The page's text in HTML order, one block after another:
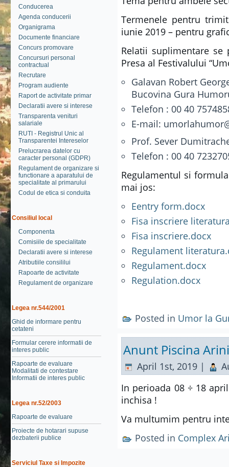
Conducerea
Agenda conducerii
Organigrama
Documente financiare
Concurs promovare
Concursuri personal
contractual
Recrutare
Program audiente
Raport de activitate primar
Declaratii avere si interese
Transparenta venituri
salariale
RUTI - Registrul Unic al
Transparentei Intereselor
Prelucrarea datelor cu
caracter personal (GDPR)
Regulament de organizare si
functionare a aparatului de
specialitate al primarului
Codul de etica si conduita
Consiliul local
Componenta
Comisiile de specialitate
Declaratii avere si interese
Atributiile consililui
Rapoarte de activitate
Regulament de organizare
Legea nr.544/2001
Ghid de informare pentru
cetateni
Formular cerere informatii de
interes public
Rapoarte de evaluare
Modalitati de contestare
Informatii de interes public
Legea nr.52/2003
Rapoarte de evaluare
Proiecte de hotarari supuse
dezbaterii publice
Serviciul Taxe si Impozite
Termenele pentru
iunie 2019 – pentru
Relatii suplimentare
Presa al Festivalului
Galavan Robert
Bucovina Gura
Telefon : 00 40
E-mail:
Prof. Sever
Telefon : 00 40
Regulamentul si
mai jos:
Eentry form.docx
Fisa inscriere
Fisa inscriere.docx
Regulament
Regulament.docx
Regulation.docx
Posted in Umor la
Anunt Piscina
April 1st, 2019 |
In perioada 08 ÷ 18
inchisa !
Va multumim pentru
Posted in Complex